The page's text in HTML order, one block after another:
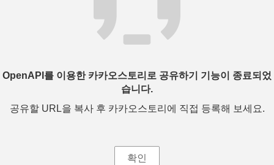
OpenAPI를 이용한 카카오스토리로 공유하기 기능이 종료되었
습니다.
공유할 URL을 복사 후 카카오스토리에 직접 등록해 보세요.
확인